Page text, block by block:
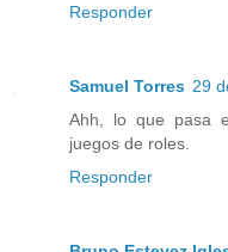
Responder
Samuel Torres 29
Ahh, lo que pasa
juegos de roles.
Responder